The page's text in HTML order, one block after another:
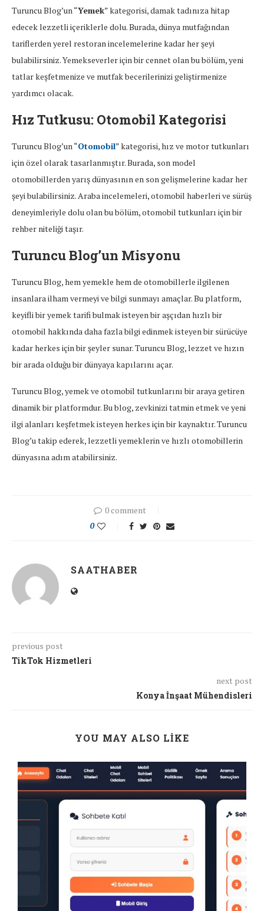
Turuncu Blog’un “Yemek” kategorisi, damak tadınıza hitap
edecek lezzetli içeriklerle dolu. Burada, dünya mutfağından
tariflerden yerel restoran incelemelerine kadar her şeyi
bulabilirsiniz. Yemekseverler için bir cennet olan bu bölüm, yeni
tatlar keşfetmenize ve mutfak becerilerinizi geliştirmenize
yardımcı olacak.
Hız Tutkusu: Otomobil Kategorisi
Turuncu Blog’un “Otomobil” kategorisi, hız ve motor tutkunları
için özel olarak tasarlanmıştır. Burada, son model
otomobillerden yarış dünyasının en son gelişmelerine kadar her
şeyi bulabilirsiniz. Araba incelemeleri, otomobil haberleri ve sürüş
deneyimleriyle dolu olan bu bölüm, otomobil tutkunları için bir
rehber niteliği taşır.
Turuncu Blog’un Misyonu
Turuncu Blog, hem yemekle hem de otomobillerle ilgilenen
insanlara ilham vermeyi ve bilgi sunmayı amaçlar. Bu platform,
keyifli bir yemek tarifi bulmak isteyen bir aşçıdan hızlı bir
otomobil hakkında daha fazla bilgi edinmek isteyen bir sürücüye
kadar herkes için bir şeyler sunar. Turuncu Blog, lezzet ve hızın
bir arada olduğu bir dünyaya kapılarını açar.
Turuncu Blog, yemek ve otomobil tutkunlarını bir araya getiren
dinamik bir platformdur. Bu blog, zevkinizi tatmin etmek ve yeni
ilgi alanları keşfetmek isteyen herkes için bir kaynaktır. Turuncu
Blog’u takip ederek, lezzetli yemeklerin ve hızlı otomobillerin
dünyasına adım atabilirsiniz.
0 comment
0
SAATHABER
previous post
TikTok Hizmetleri
next post
Konya İnşaat Mühendisleri
YOU MAY ALSO LIKE